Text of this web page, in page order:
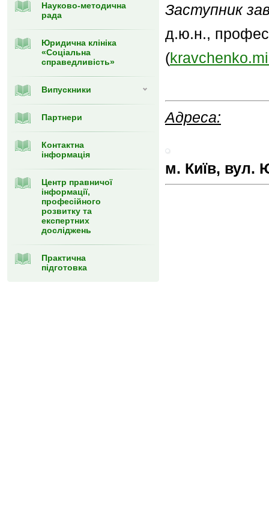
Науково-методична
рада
Юридична клініка
«Соціальна
справедливість»
Випускники
Партнери
Контактна
інформація
Центр правничої
інформації,
професійного
розвитку та
експертних
досліджень
Практична
підготовка
Заступник
д.ю.н.,
(
Адреса:
м. Київ, вул.